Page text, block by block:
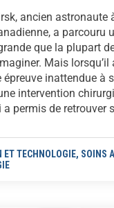
ancien astronaute
a parcouru
que la plupart
Mais
épreuve inattendue à
intervention
a permis de retrouver
ET TECHNOLOGIE, SOINS